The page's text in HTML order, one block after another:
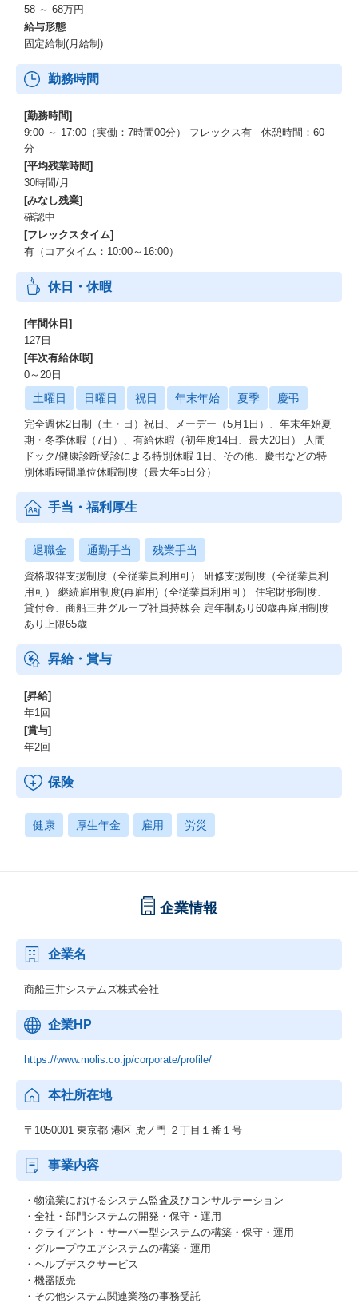
58 ～ 68万円
給与形態
固定給制(月給制)
勤務時間
[勤務時間]
9:00 ～ 17:00（実働：7時間00分） フレックス有 休憩時間：60
分
[平均残業時間]
30時間/月
[みなし残業]
確認中
[フレックスタイム]
有（コアタイム：10:00～16:00）
休日・休暇
[年間休日]
127日
[年次有給休暇]
0～20日
土曜日 日曜日 祝日 年末年始 夏季 慶弔
完全週休2日制（土・日）祝日、メーデー（5月1日）、年末年始夏
期・冬季休暇（7日）、有給休暇（初年度14日、最大20日） 人間
ドック/健康診断受診による特別休暇 1日、その他、慶弔などの特
別休暇時間単位休暇制度（最大年5日分）
手当・福利厚生
退職金 通勤手当 残業手当
資格取得⽀援制度（全従業員利⽤可） 研修⽀援制度（全従業員利
⽤可） 継続雇⽤制度(再雇⽤)（全従業員利⽤可） 住宅財形制度、
貸付⾦、商船三井グループ社員持株会 定年制あり60歳再雇⽤制度
あり上限65歳
昇給・賞与
[昇給]
年1回
[賞与]
年2回
保険
健康 厚生年金 雇用 労災
企業情報
企業名
商船三井システムズ株式会社
企業HP
https://www.molis.co.jp/corporate/profile/
本社所在地
〒1050001 東京都 港区 虎ノ門 ２丁目１番１号
事業内容
・物流業におけるシステム監査及びコンサルテーション
・全社・部門システムの開発・保守・運用
・クライアント・サーバー型システムの構築・保守・運用
・グループウエアシステムの構築・運用
・ヘルプデスクサービス
・機器販売
・その他システム関連業務の事務受託